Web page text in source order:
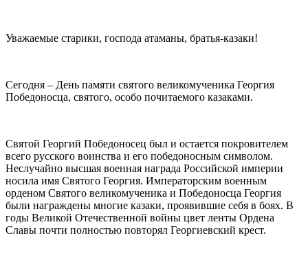
Уважаемые старики, господа атаманы, братья-казаки!
Сегодня – День памяти святого великомученика Георгия
Победоносца, святого, особо почитаемого казаками.
Святой Георгий Победоносец был и остается покровителем
всего русского воинства и его победоносным символом.
Неслучайно высшая военная награда Российской империи
носила имя Святого Георгия. Императорским военным
орденом Святого великомученика и Победоносца Георгия
были награждены многие казаки, проявившие себя в боях. В
годы Великой Отечественной войны цвет ленты Ордена
Славы почти полностью повторял Георгиевский крест.